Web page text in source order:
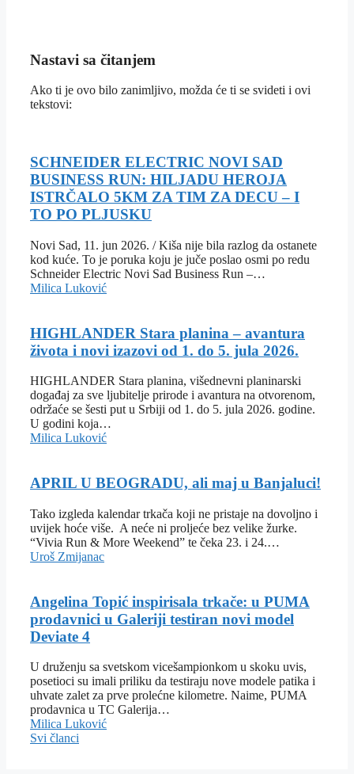
Nastavi sa čitanjem
Ako ti je ovo bilo zanimljivo, možda će ti se svideti i ovi
tekstovi:
SCHNEIDER ELECTRIC NOVI SAD
BUSINESS RUN: HILJADU HEROJA
ISTRČALO 5KM ZA TIM ZA DECU – I
TO PO PLJUSKU
Novi Sad, 11. jun 2026. / Kiša nije bila razlog da ostanete
kod kuće. To je poruka koju je juče poslao osmi po redu
Schneider Electric Novi Sad Business Run –…
Milica Luković
HIGHLANDER Stara planina – avantura
života i novi izazovi od 1. do 5. jula 2026.
HIGHLANDER Stara planina, višednevni planinarski
događaj za sve ljubitelje prirode i avantura na otvorenom,
održaće se šesti put u Srbiji od 1. do 5. jula 2026. godine.
U godini koja…
Milica Luković
APRIL U BEOGRADU, ali maj u Banjaluci!
Tako izgleda kalendar trkača koji ne pristaje na dovoljno i
uvijek hoće više. A neće ni proljeće bez velike žurke.
“Vivia Run & More Weekend” te čeka 23. i 24.…
Uroš Zmijanac
Angelina Topić inspirisala trkače: u PUMA
prodavnici u Galeriji testiran novi model
Deviate 4
U druženju sa svetskom vicešampionkom u skoku uvis,
posetioci su imali priliku da testiraju nove modele patika i
uhvate zalet za prve prolećne kilometre. Naime, PUMA
prodavnica u TC Galerija…
Milica Luković
Svi članci